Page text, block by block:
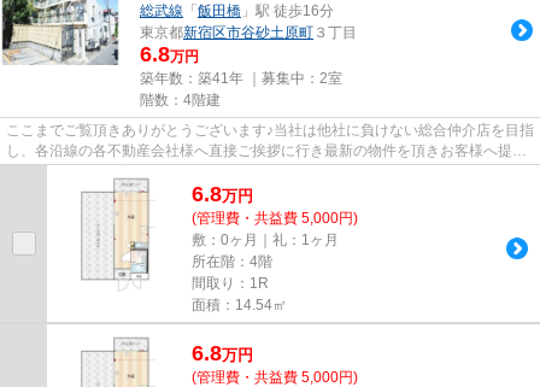
総武線 「 飯田橋 」駅 徒歩16分
東京都新宿区市谷砂土原町 ３丁目
6.8万円
築年数：築41年 ｜募集中： 2室
階数：4階建
ここまでご覧頂きありがとうございます♪当社は他社に負けない総合仲介店を目指
し、各沿線の各不動産会社様へ直接ご挨拶に行き最新の物件を頂きお客様へ提供
6.8万円
(管理費・共益費 5,000円)
敷：0ヶ月｜礼：1ヶ月
所在階：4階
間取り：1R
面積：14.54㎡
6.8万円
(管理費・共益費 5,000円)